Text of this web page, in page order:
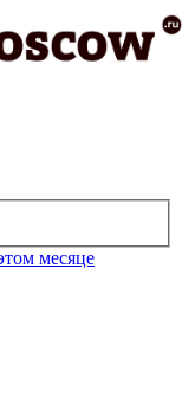
месяце